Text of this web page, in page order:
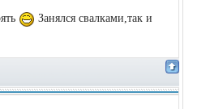
Занялся свалками,так и